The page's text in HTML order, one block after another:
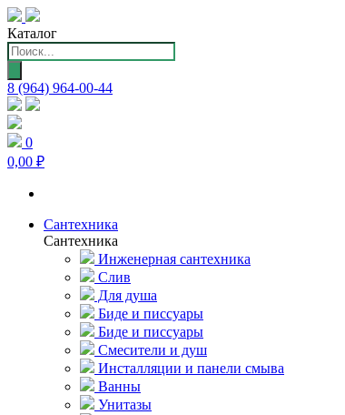
Каталог
Поиск
товаров
8 (964) 964-00-44
0
0,00 ₽
Сантехника
Сантехника
Инженерная сантехника
Слив
Для душа
Биде и писсуары
Биде и писсуары
Смесители и душ
Инсталляции и панели смыва
Ванны
Унитазы